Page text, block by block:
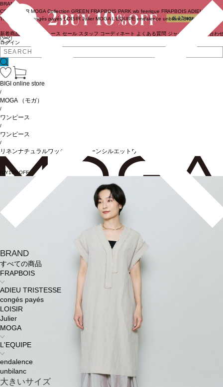
ログイン
BRAND
COUTURIER MOGA Collection GREEN FRAPBOIS PARK wb feerique FRAPBOIS ADIEU
TRISTESSE
congés payés LOISIR Julier MOGA L'EQUIPE endalence unbilanc BIGI online store
新着商品 ニュース セール スタッフ コーディネート よくある質問 ジャーナル お問い合わ
BRAND
すべての商品
FRAPBOIS
ADIEU TRISTESSE
congés payés
LOISIR
Julier
MOGA
L'EQUIPE
endalence
unbilanc
大きいサイズ
BIGI online store
/
MOGA （モガ）
/
ワンピース
/
ワンピース
/
リネンナチュラルワッシャーコクーンシルエットワンピース